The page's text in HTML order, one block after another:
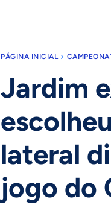
PÁGINA INICIAL
Jardim
lateral
jogo do